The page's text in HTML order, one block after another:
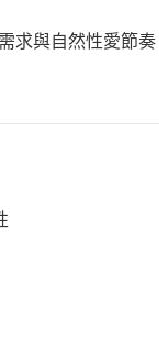
求與自然性愛節奏